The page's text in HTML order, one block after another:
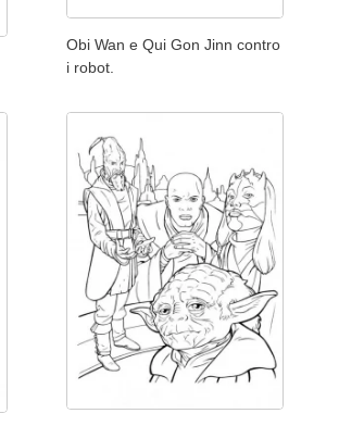
Obi Wan e Qui Gon Jinn contro
i robot.